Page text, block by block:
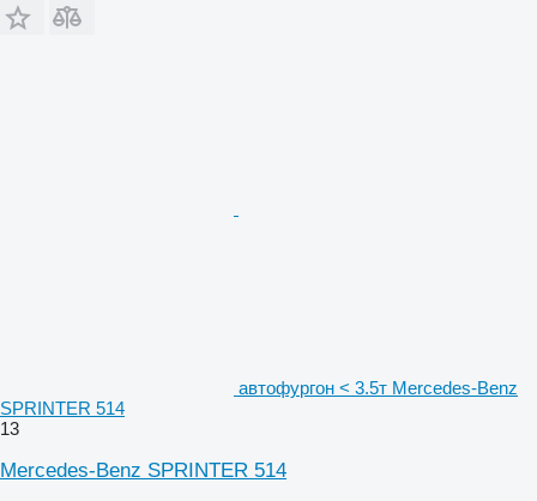
автофургон < 3.5т Mercedes-Benz
SPRINTER 514
13
Mercedes-Benz SPRINTER 514